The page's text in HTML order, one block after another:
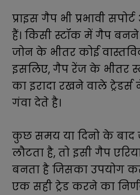
प्राइस गैप भी प्रभावी
हैं। किसी स्टॉक में गैप
जोन के भीतर कोई
इसलिए, गैप रेंज के भीतर
का इरादा रखने वाले
गंवा देते है।
कुछ समय या दिनो के बाद
लौटता है, तो इसी गैप
बनता है जिसका उपयोग
एक सही ट्रेड करने का